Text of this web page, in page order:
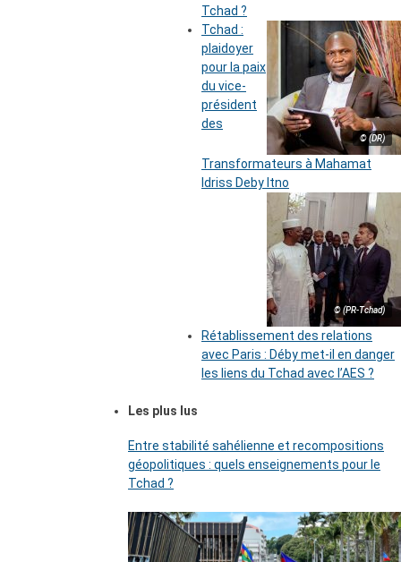
Tchad ?
© (DR)
Tchad :
plaidoyer
pour la paix
du vice-
président
des
Transformateurs à Mahamat
Idriss Deby Itno
© (PR-Tchad)
Rétablissement des relations
avec Paris : Déby met-il en danger
les liens du Tchad avec l’AES ?
Les plus lus
Entre stabilité sahélienne et recompositions
géopolitiques : quels enseignements pour le
Tchad ?